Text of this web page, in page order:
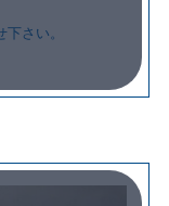
さい。